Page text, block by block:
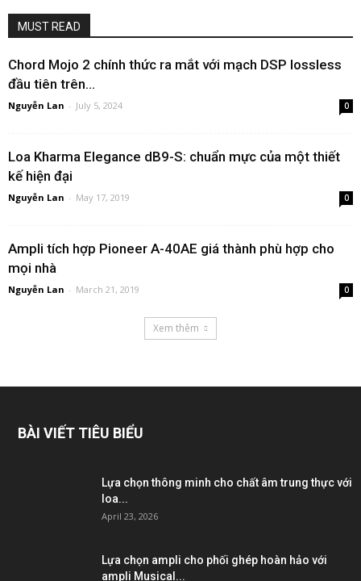
MUST READ
Chord Mojo 2 chính thức ra mắt với mạch DSP lossless
đầu tiên trên...
Nguyễn Lan - July 5, 2024 0
Loa Kharma Elegance dB9-S: chuẩn mực của một thiết
kế hiện đại
Nguyễn Lan - May 17, 2019 0
Ampli tích hợp Pioneer A-40AE giá thành phù hợp cho
mọi nhà
Nguyễn Lan - March 21, 2019 0
Xem thêm
BÀI VIẾT TIÊU BIỂU
Lựa chọn thông minh cho chất âm trung thực với
loa...
April 23, 2026
Lựa chọn ampli cho phối ghép hoàn hảo với
ampli Musical...